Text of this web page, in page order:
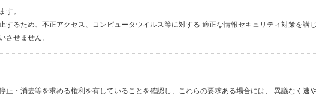
す。
るため、不正アクセス、コンピュータウイルス等に対する 適正な情報セキュリティ対策を講じ
させません。
止・消去等を求める権利を有していることを確認し、これらの要求ある場合には、 異議なく速